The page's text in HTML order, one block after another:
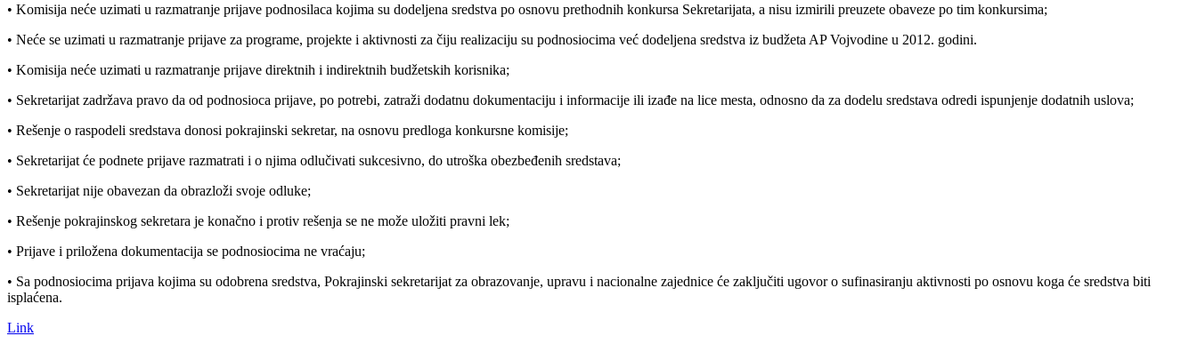
• Komisija neće uzimati u razmatranje prijave podnosilaca kojima su dodeljena sredstva po osnovu prethodnih konkursa Sekretarijata, a nisu izmirili preuzete obaveze po tim konkursima;
• Neće se uzimati u razmatranje prijave za programe, projekte i aktivnosti za čiju realizaciju su podnosiocima već dodeljena sredstva iz budžeta AP Vojvodine u 2012. godini.
• Komisija neće uzimati u razmatranje prijave direktnih i indirektnih budžetskih korisnika;
• Sekretarijat zadržava pravo da od podnosioca prijave, po potrebi, zatraži dodatnu dokumentaciju i informacije ili izađe na lice mesta, odnosno da za dodelu sredstava odredi ispunjenje dodatnih uslova;
• Rešenje o raspodeli sredstava donosi pokrajinski sekretar, na osnovu predloga konkursne komisije;
• Sekretarijat će podnete prijave razmatrati i o njima odlučivati sukcesivno, do utroška obezbeđenih sredstava;
• Sekretarijat nije obavezan da obrazloži svoje odluke;
• Rešenje pokrajinskog sekretara je konačno i protiv rešenja se ne može uložiti pravni lek;
• Prijave i priložena dokumentacija se podnosiocima ne vraćaju;
• Sa podnosiocima prijava kojima su odobrena sredstva, Pokrajinski sekretarijat za obrazovanje, upravu i nacionalne zajednice će zaključiti ugovor o sufinasiranju aktivnosti po osnovu koga će sredstva biti
isplaćena.
Link